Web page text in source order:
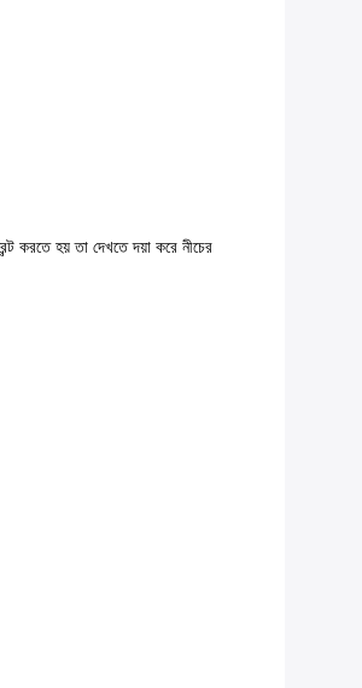
করতে হয় তা দেখতে দয়া করে নীচের